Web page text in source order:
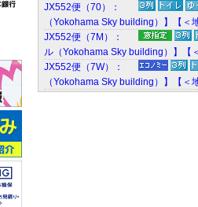
JX552便（70）：
（Yokohama Sky building）】【＜
JX552便（7M）：
ル（Yokohama Sky building）】【
JX552便（7W）：
（Yokohama Sky building）】【＜